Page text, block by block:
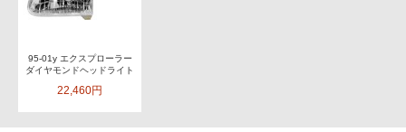
95-01y エクスプローラー
ダイヤモンドヘッドライト
22,460円